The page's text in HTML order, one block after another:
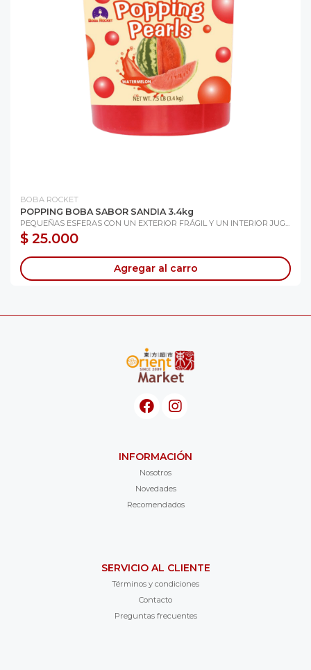
BOBA ROCKET
POPPING BOBA SABOR SANDIA 3.4kg
PEQUEÑAS ESFERAS CON UN EXTERIOR FRÁGIL Y UN INTERIOR JUG...
$ 25.000
Agregar al carro
INFORMACIÓN
Nosotros
Novedades
Recomendados
SERVICIO AL CLIENTE
Términos y condiciones
Contacto
Preguntas frecuentes